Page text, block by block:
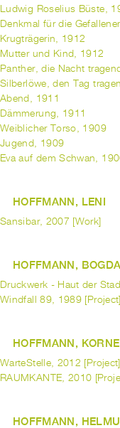
Ludwig Roselius Büste,
Denkmal für die
Krugträgerin, 1912
Mutter und Kind, 1912
Panther, die Nacht
Silberlöwe, den Tag
Abend, 1911
Dämmerung, 1911
Weiblicher Torso, 1909
Jugend, 1909
Eva auf dem Schwan,
HOFFMANN, LENI
Sansibar, 2007 [Work]
HOFFMANN,
Druckwerk - Haut der
Windfall 89, 1989 [Project]
HOFFMANN,
WarteStelle, 2012 [Project]
RAUMKANTE, 2010
HOFFMANN,